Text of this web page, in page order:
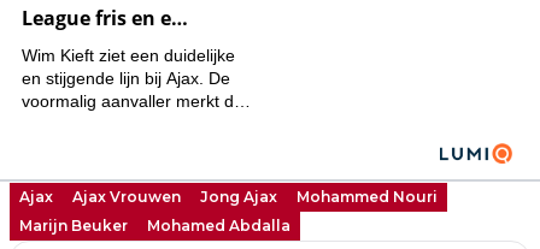
Ajax Ajax Vrouwen Jong Ajax
Mohammed Nouri
Marijn Beuker
Mohamed Abdalla